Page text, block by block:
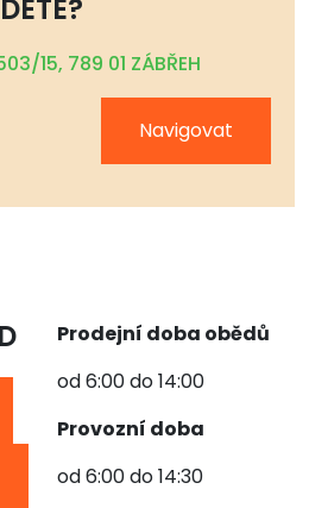
15, 789 01 ZÁBŘEH
Navigovat
Prodejní doba obědů
od 6:00 do 14:00
Provozní doba
od 6:00 do 14:30